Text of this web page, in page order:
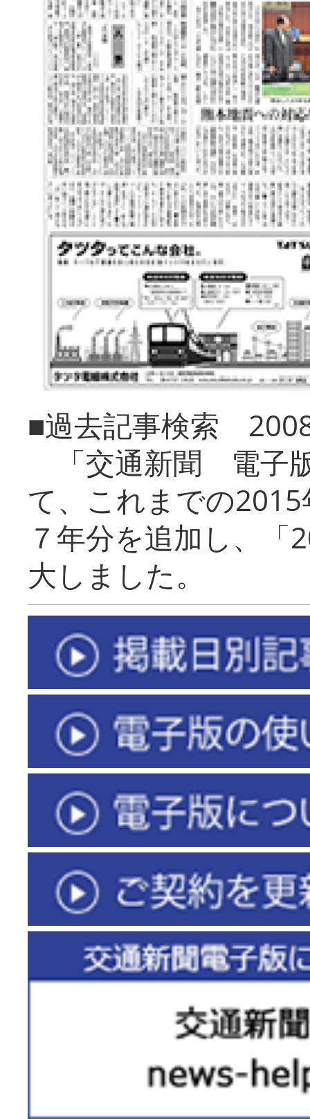
■過去記事検索
「交通新聞 電子
て、これまでの
７年分を追加し、「
大しまし